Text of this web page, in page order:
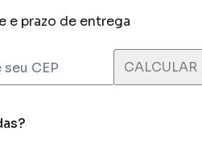
e prazo de entrega